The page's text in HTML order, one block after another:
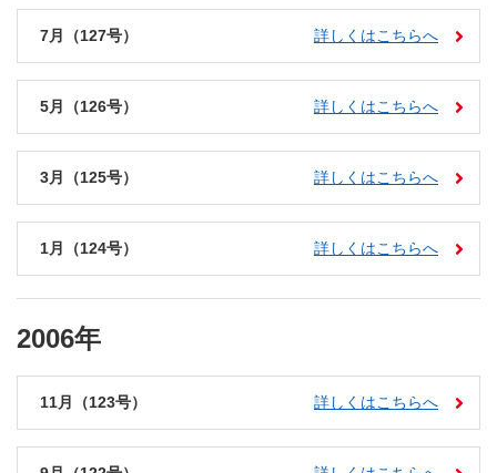
7月（127号） 詳しくはこちらへ
5月（126号） 詳しくはこちらへ
3月（125号） 詳しくはこちらへ
1月（124号） 詳しくはこちらへ
2006年
11月（123号） 詳しくはこちらへ